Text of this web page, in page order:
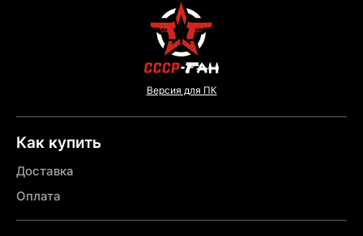
Версия для ПК
Как купить
Доставка
Оплата